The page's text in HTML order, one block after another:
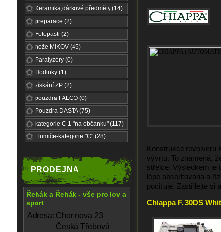
Keramika,dárkové předměty (14)
preparace (2)
Fotopasti (2)
nože MIKOV (45)
Paralyzéry (0)
Hodinky (1)
získání ZP (2)
pouzdra FALCO (0)
Pouzdra DASTA (75)
kategorie C 1-"na občanku" (117)
Tlumiče-kategorie "C" (28)
PRODEJNA
Řehák a Řehák - vše pro lov a
sport
Adresa: Chorinova 23
Česká Třebová
Konstrukce revolveru
vývrtu. To znamená,
střelce. Výsledkem je
lépe absorbována a
pociťuje. Zastřilejte si
Chiappa F. 30DS